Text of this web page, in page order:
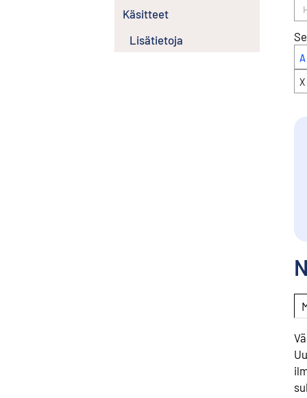
Käsitteet
Lisätietoja
A
X